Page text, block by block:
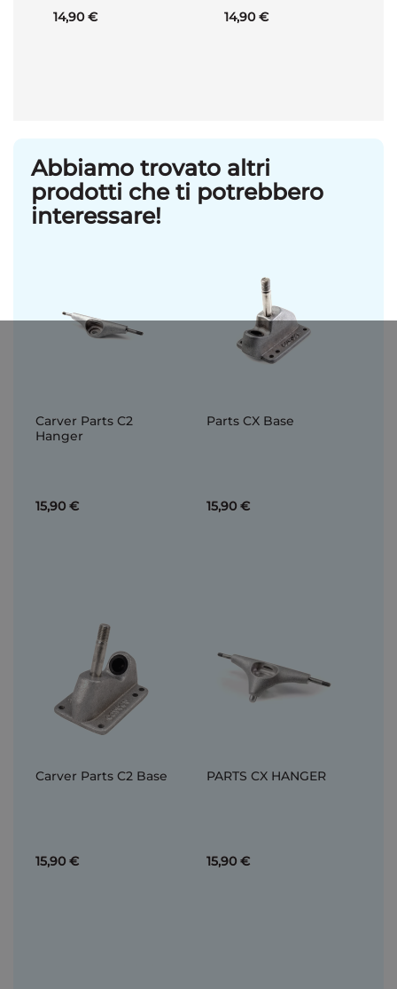
14,90 € 14,90 €
Abbiamo trovato altri
prodotti che ti potrebbero
interessare!
Carver Parts C2
Hanger
15,90 €
Parts CX Base
15,90 €
Carver Parts C2 Base
15,90 €
PARTS CX HANGER
15,90 €